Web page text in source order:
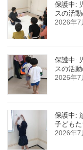
保護中:
スの活
2026年7
保護中:
スの活
2026年7
保護中:
子ども
2026年7